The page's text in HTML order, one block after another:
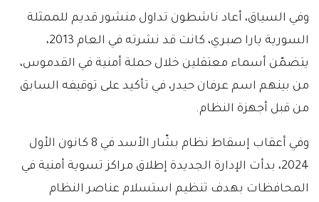
وفي السياق، أعاد ناشطون تداول منشور قديم للممثلة
السورية يارا صبري، كانت قد نشرته في العام 2013،
يتضمّن أسماء معتقلين خلال حملة أمنية في القدموس،
من بينهم اسم عرفان حيدر، في تأكيد على توقيفه السابق
من قبل أجهزة النظام.
وفي أعقاب إسقاط نظام بشّار الأسد في 8 كانون الأول
2024، بدأت الإدارة الجديدة إطلاق مراكز تسوية أمنية في
المحافظات بهدف تنظيم استسلام عناصر النظام